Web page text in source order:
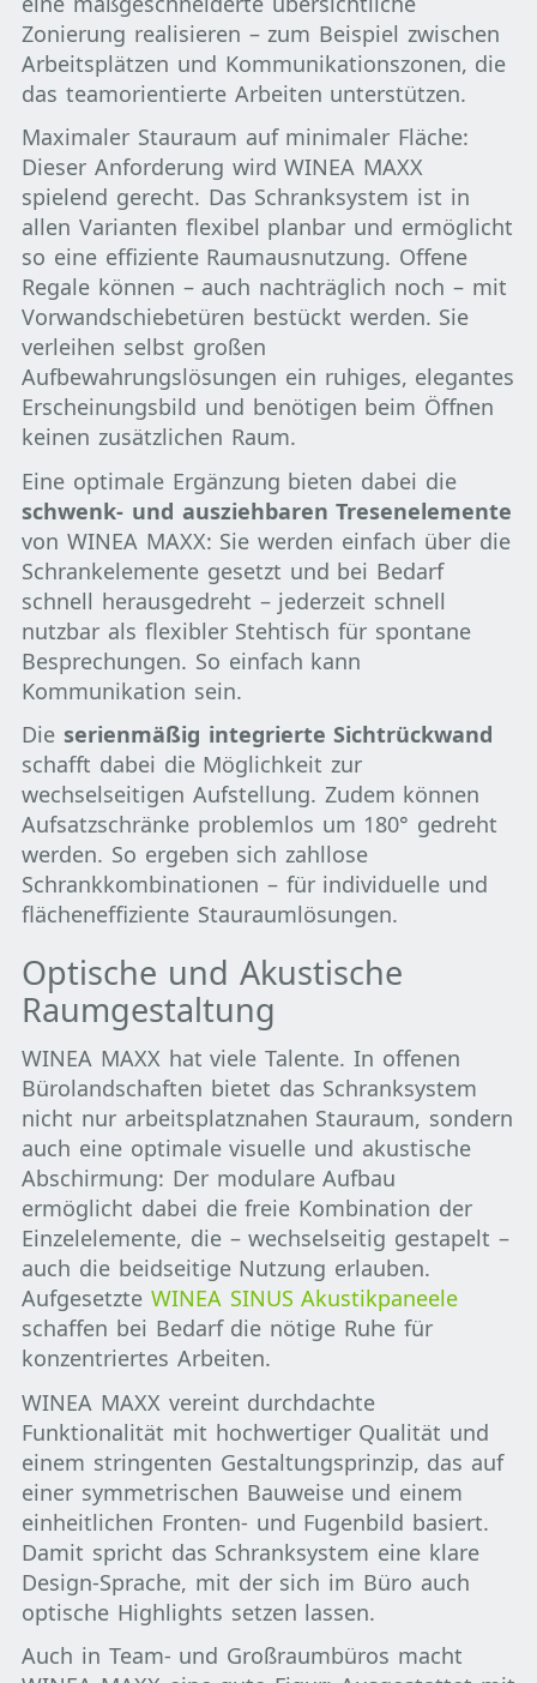
Zonierung realisieren – zum Beispiel zwischen
Arbeitsplätzen und Kommunikationszonen, die
das teamorientierte Arbeiten unterstützen.
Maximaler Stauraum auf minimaler Fläche:
Dieser Anforderung wird WINEA MAXX
spielend gerecht. Das Schranksystem ist in
allen Varianten flexibel planbar und ermöglicht
so eine effiziente Raumausnutzung. Offene
Regale können – auch nachträglich noch – mit
Vorwandschiebetüren bestückt werden. Sie
verleihen selbst großen
Aufbewahrungslösungen ein ruhiges, elegantes
Erscheinungsbild und benötigen beim Öffnen
keinen zusätzlichen Raum.
Eine optimale Ergänzung bieten dabei die
schwenk- und ausziehbaren Tresenelemente
von WINEA MAXX: Sie werden einfach über die
Schrankelemente gesetzt und bei Bedarf
schnell herausgedreht – jederzeit schnell
nutzbar als flexibler Stehtisch für spontane
Besprechungen. So einfach kann
Kommunikation sein.
Die serienmäßig integrierte Sichtrückwand
schafft dabei die Möglichkeit zur
wechselseitigen Aufstellung. Zudem können
Aufsatzschränke problemlos um 180° gedreht
werden. So ergeben sich zahllose
Schrankkombinationen – für individuelle und
flächeneffiziente Stauraumlösungen.
Optische und Akustische
Raumgestaltung
WINEA MAXX hat viele Talente. In offenen
Bürolandschaften bietet das Schranksystem
nicht nur arbeitsplatznahen Stauraum, sondern
auch eine optimale visuelle und akustische
Abschirmung: Der modulare Aufbau
ermöglicht dabei die freie Kombination der
Einzelelemente, die – wechselseitig gestapelt –
auch die beidseitige Nutzung erlauben.
Aufgesetzte WINEA SINUS Akustikpaneele
schaffen bei Bedarf die nötige Ruhe für
konzentriertes Arbeiten.
WINEA MAXX vereint durchdachte
Funktionalität mit hochwertiger Qualität und
einem stringenten Gestaltungsprinzip, das auf
einer symmetrischen Bauweise und einem
einheitlichen Fronten- und Fugenbild basiert.
Damit spricht das Schranksystem eine klare
Design-Sprache, mit der sich im Büro auch
optische Highlights setzen lassen.
Auch in Team- und Großraumbüros macht